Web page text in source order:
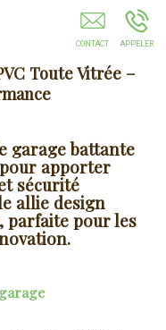
Menuiserie Bois Valenciennes
Toute Vitrée –
garage battante
apporter
sécurité
allie design
parfaite pour les